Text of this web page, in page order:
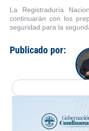
La Registraduría
continuarán con los
seguridad para la
Publicado por:
Search